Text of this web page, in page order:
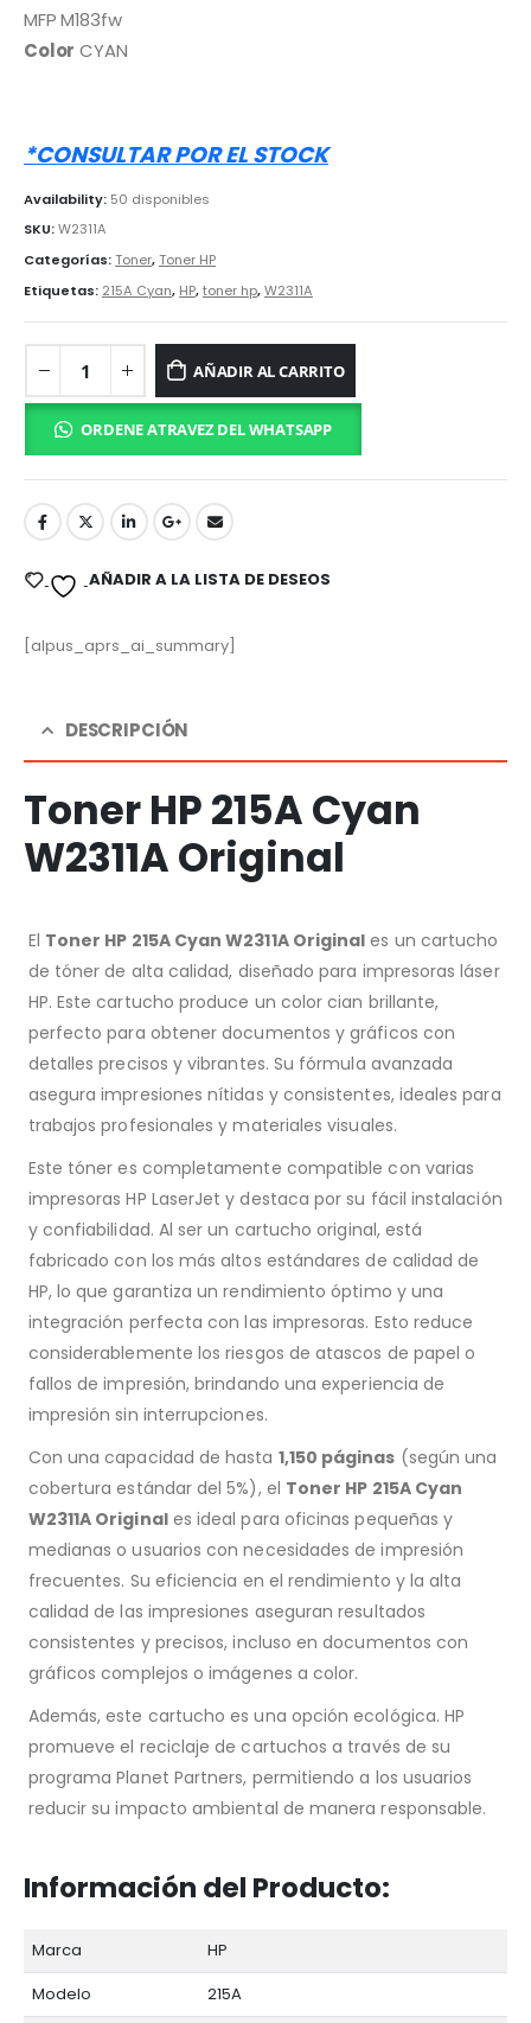
MFP M183fw
Color CYAN
*CONSULTAR POR EL STOCK
Availability: 50 disponibles
SKU:W2311A
Categorías:Toner,Toner HP
Etiquetas: 215A Cyan, HP,toner hp,W2311A
AÑADIR AL CARRITO
ORDENE ATRAVEZ DEL WHATSAPP
AÑADIR A LA LISTA DE DESEOS
[alpus_aprs_ai_summary]
DESCRIPCIÓN
Toner HP 215A Cyan
W2311A Original
El Toner HP 215A Cyan W2311A Original es un cartucho
de tóner de alta calidad, diseñado para impresoras láser
HP. Este cartucho produce un color cian brillante,
perfecto para obtener documentos y gráficos con
detalles precisos y vibrantes. Su fórmula avanzada
asegura impresiones nítidas y consistentes, ideales para
trabajos profesionales y materiales visuales.
Este tóner es completamente compatible con varias
impresoras HP LaserJet y destaca por su fácil instalación
y confiabilidad. Al ser un cartucho original, está
fabricado con los más altos estándares de calidad de
HP, lo que garantiza un rendimiento óptimo y una
integración perfecta con las impresoras. Esto reduce
considerablemente los riesgos de atascos de papel o
fallos de impresión, brindando una experiencia de
impresión sin interrupciones.
Con una capacidad de hasta 1,150 páginas (según una
cobertura estándar del 5%), el Toner HP 215A Cyan
W2311A Originales ideal para oficinas pequeñas y
medianas o usuarios con necesidades de impresión
frecuentes. Su eficiencia en el rendimiento y la alta
calidad de las impresiones aseguran resultados
consistentes y precisos, incluso en documentos con
gráficos complejos o imágenes a color.
Además, este cartucho es una opción ecológica. HP
promueve el reciclaje de cartuchos a través de su
programa Planet Partners, permitiendo a los usuarios
reducir su impacto ambiental de manera responsable.
Información del Producto:
Marca
HP
Modelo
215A